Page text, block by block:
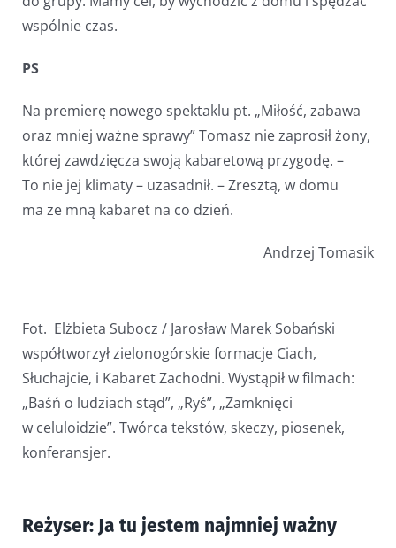
wspólnie czas.
PS
Na premierę nowego spektaklu pt. „Miłość, zabawa
oraz mniej ważne sprawy” Tomasz nie zaprosił żony,
której zawdzięcza swoją kabaretową przygodę. –
To nie jej klimaty – uzasadnił. – Zresztą, w domu
ma ze mną kabaret na co dzień.
Andrzej Tomasik
Fot. Elżbieta Subocz / Jarosław Marek Sobański
współtworzył zielonogórskie formacje Ciach,
Słuchajcie, i Kabaret Zachodni. Wystąpił w filmach:
„Baśń o ludziach stąd”, „Ryś”, „Zamknięci
w celuloidzie”. Twórca tekstów, skeczy, piosenek,
konferansjer.
Reżyser: Ja tu jestem najmniej ważny